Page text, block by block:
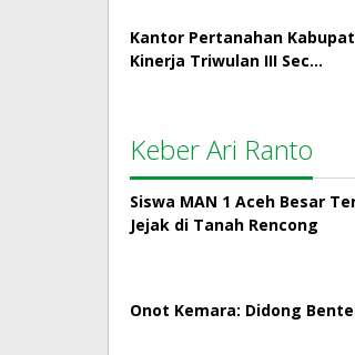
Kantor Pertanahan
Kinerja Triwulan III Sec…
Keber Ari Ranto
Siswa MAN 1 Aceh Besar
Jejak di Tanah Rencong
Onot Kemara: Didong